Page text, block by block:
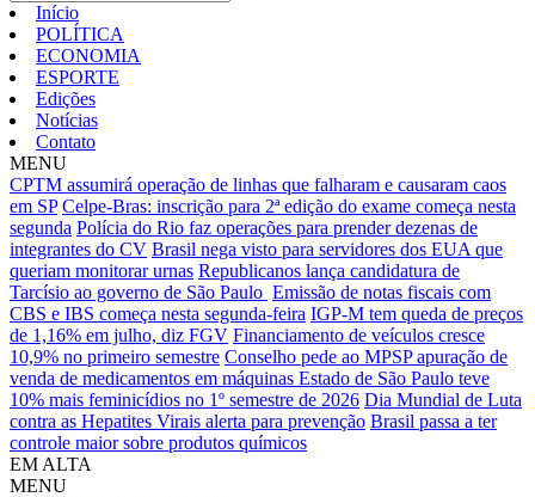
Início
POLÍTICA
ECONOMIA
ESPORTE
Edições
Notícias
Contato
MENU
CPTM assumirá operação de linhas que falharam e causaram caos
em SP Celpe-Bras: inscrição para 2ª edição do exame começa nesta
segunda Polícia do Rio faz operações para prender dezenas de
integrantes do CV Brasil nega visto para servidores dos EUA que
queriam monitorar urnas Republicanos lança candidatura de
Tarcísio ao governo de São Paulo Emissão de notas fiscais com
CBS e IBS começa nesta segunda-feira IGP-M tem queda de preços
de 1,16% em julho, diz FGV Financiamento de veículos cresce
10,9% no primeiro semestre Conselho pede ao MPSP apuração de
venda de medicamentos em máquinas Estado de São Paulo teve
10% mais feminicídios no 1º semestre de 2026 Dia Mundial de Luta
contra as Hepatites Virais alerta para prevenção Brasil passa a ter
controle maior sobre produtos químicos
EM ALTA
MENU